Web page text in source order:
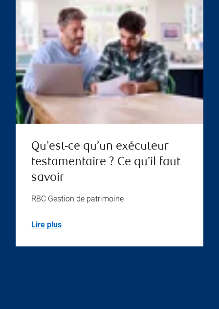
Qu’est-ce qu’un exécuteur
testamentaire ? Ce qu’il faut
savoir
RBC Gestion de patrimoine
Lire plus